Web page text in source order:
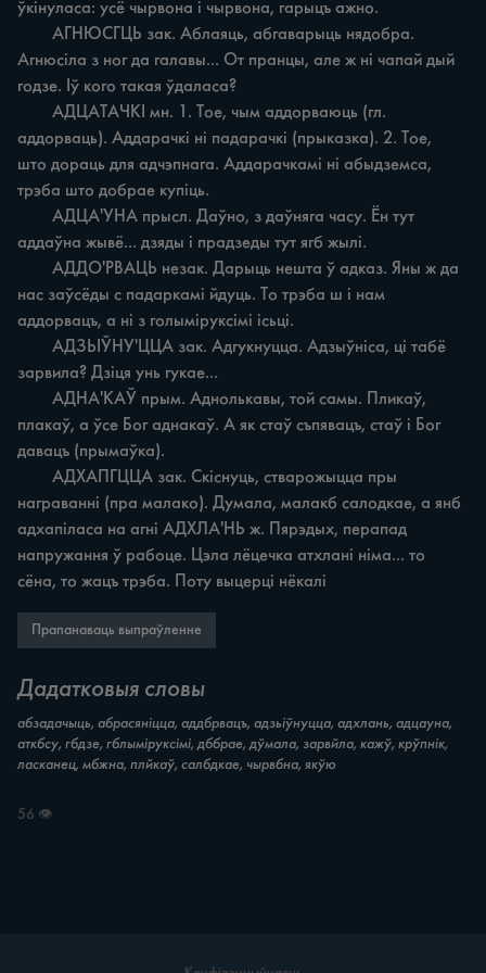
ўкінуласа: усё чырвона i чырвона, гарыцъ ажно.
Агнюсіла з ног да галавы... От пранцы, але ж ні чапай дый
годзе. Іў кого такая ўдаласа?
аддорваць). Аддарачкі ні падарачкі (прыказка). 2. Toe,
што дораць для адчэпнага. Аддарачкамі ні абыдземса,
трэба што добрае купіць.
аддаўна жывё... дзяды i прадзеды тут ягб жылі.
нас заўсёды c падаркамі йдуць. То трэба ш i нам
аддорвацъ, а ні з голыміруксімі ісьці.
зарвила? Дзіця унь гукае...
плакаў, a ўсе Бог аднакаў. А як стаў съпявацъ, стаў i Бог
давацъ (прымаўка).
награванні (пра малако). Думала, малакб салодкае, a янб
адхапіласа на агні АДХЛА'НЬ ж. Пярэдых, перапад
напружання ў рабоце. Цэла лёцечка атхлані німа... то
сёна, то жацъ трэба. Поту выцерці нёкалі
Прапанаваць выпраўленне
Дадатковыя словы
абзадачыць, абрасяніцца, аддбрвацъ, адзьіўнуцца, адхлань, адцауна,
аткбсу, гбдзе, гблыміруксімі, дббрае, дўмала, зарвйла, кажў, крўпнік,
ласканец, мбжна, плйкаў, салбдкае, чырвбна, якўю
56 👁